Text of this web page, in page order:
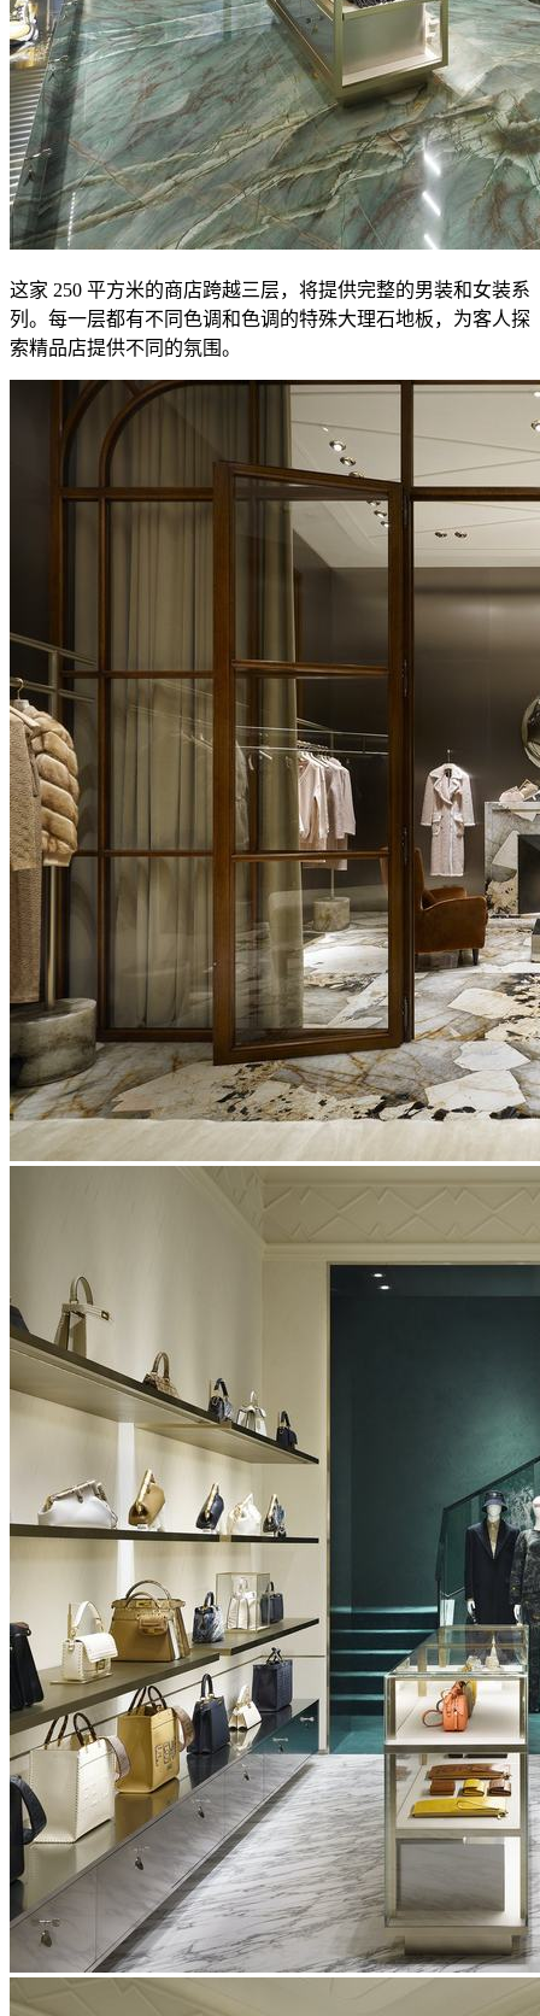
这家 250 平方米的商店跨越三层，将提供完整的男装和女装系
列。每一层都有不同色调和色调的特殊大理石地板，为客人探
索精品店提供不同的氛围。